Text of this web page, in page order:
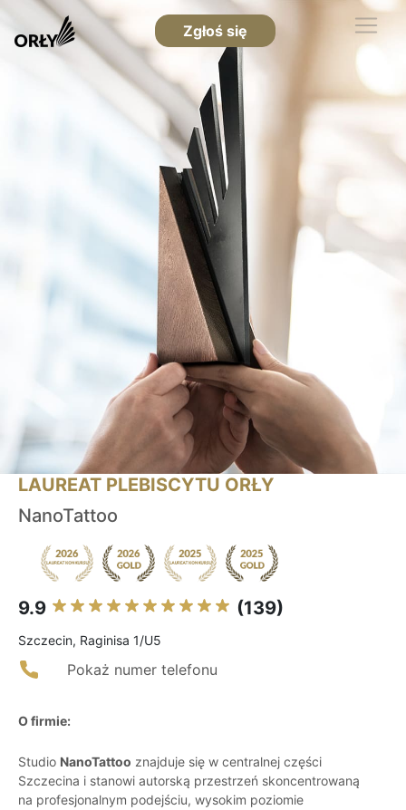
Zgłoś się
LAUREAT PLEBISCYTU ORŁY
NanoTattoo
9.9 (139)
Szczecin, Raginisa 1/U5
Pokaż numer telefonu
O firmie:
Studio NanoTattoo znajduje się w centralnej części
Szczecina i stanowi autorską przestrzeń skoncentrowaną
na profesjonalnym podejściu, wysokim poziomie